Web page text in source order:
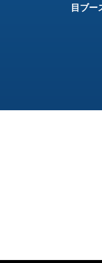
目ブー